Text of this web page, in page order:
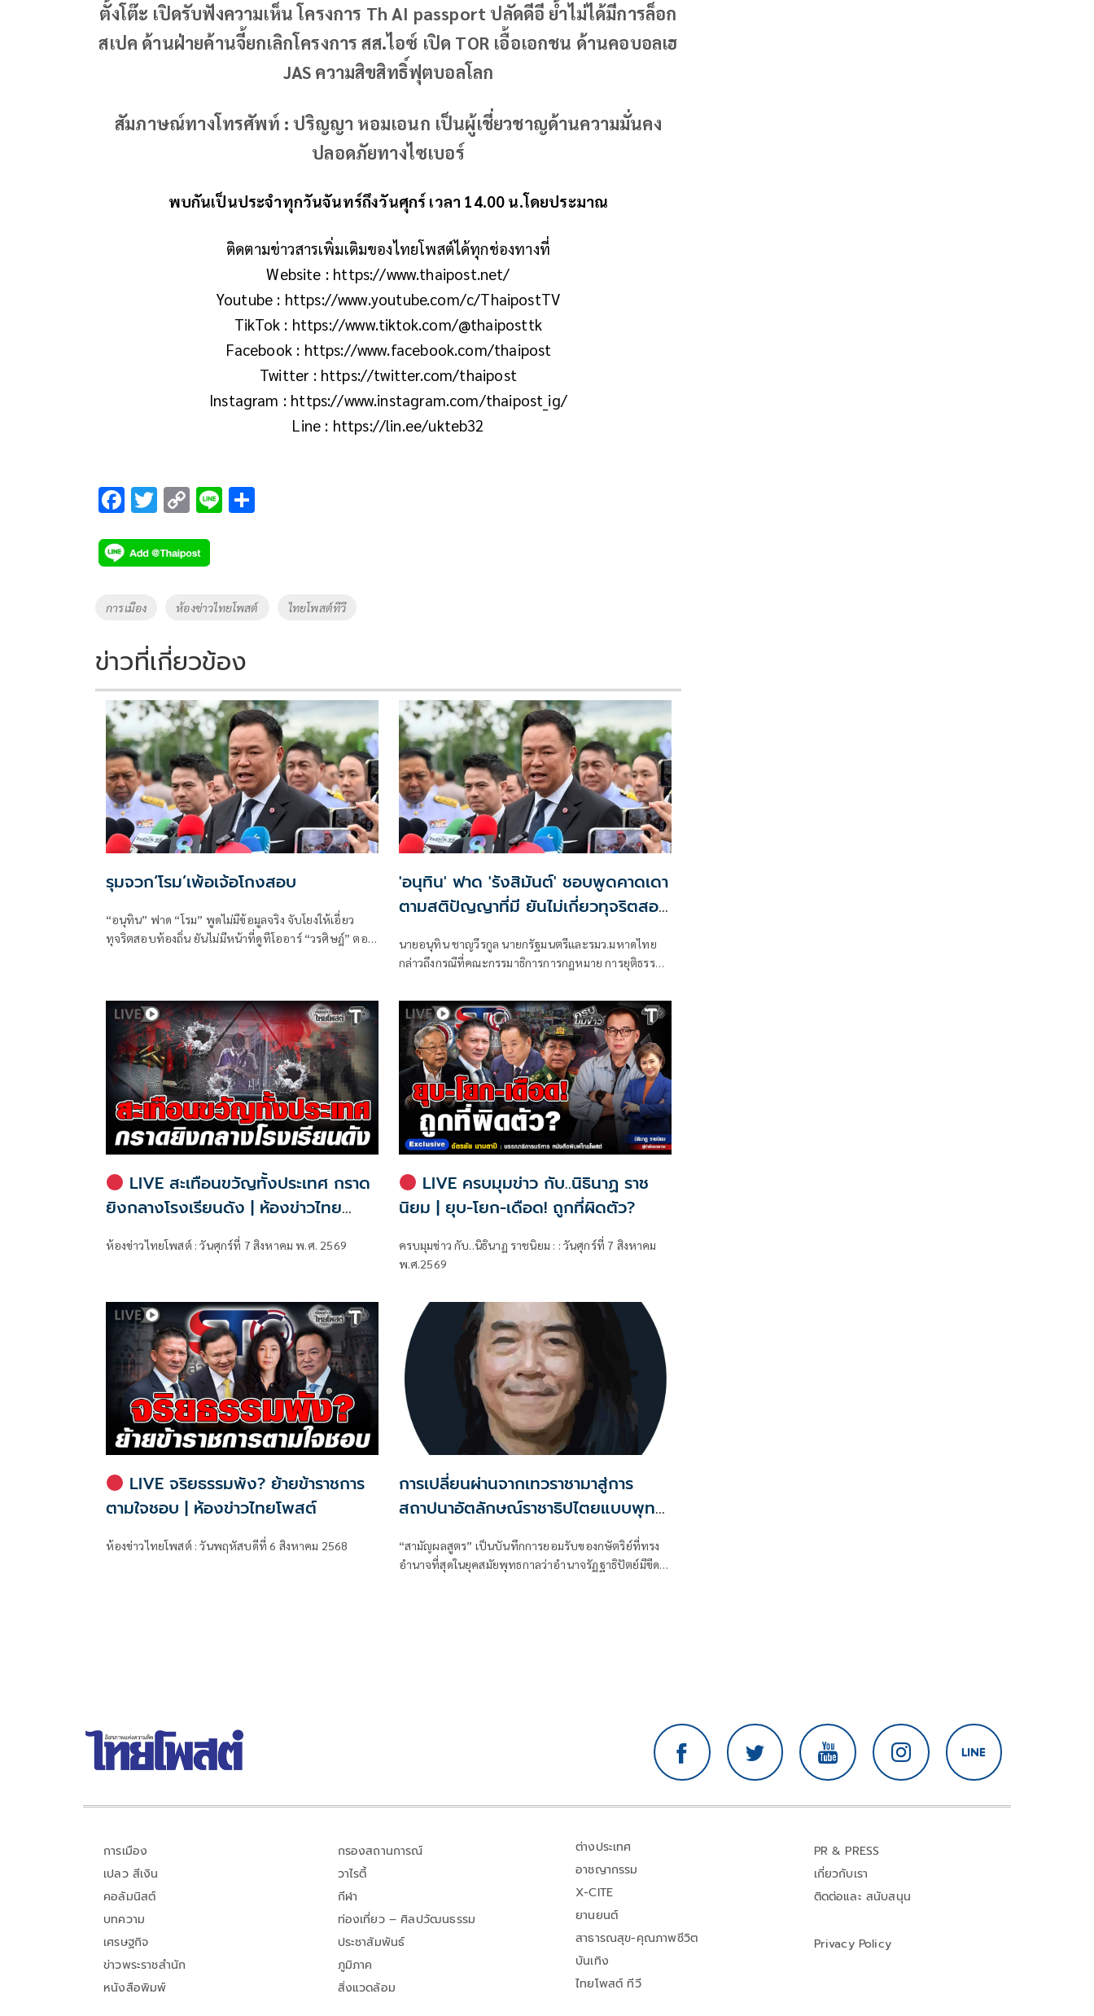
ตั้งโต๊ะ เปิดรับฟังความเห็น โครงการ Th AI passport ปลัดดีอี ย้ำไม่ได้มีการล็อก
สเปค ด้านฝ่ายค้านจี้ยกเลิกโครงการ สส.ไอซ์ เปิด TOR เอื้อเอกชน ด้านคอบอลเฮ
JAS ความสิขสิทธิ์ฟุตบอลโลก
สัมภาษณ์ทางโทรศัพท์ : ปริญญา หอมเอนก เป็นผู้เชี่ยวชาญด้านความมั่นคง
ปลอดภัยทางไซเบอร์
พบกันเป็นประจำทุกวันจันทร์ถึงวันศุกร์ เวลา 14.00 น.โดยประมาณ
ติดตามข่าวสารเพิ่มเติมของไทยโพสต์ได้ทุกช่องทางที่
Website : https://www.thaipost.net/
Youtube : https://www.youtube.com/c/ThaipostTV
TikTok : https://www.tiktok.com/@thaiposttk
Facebook : https://www.facebook.com/thaipost
Twitter : https://twitter.com/thaipost
Instagram : https://www.instagram.com/thaipost_ig/
Line : https://lin.ee/ukteb32
F
e
b
o
k
T
tt
er
C
p
y
Li
k
Li
Tags
การเมือง ห้องข่าวไทยโพสต์ ไทยโพสต์ทีวี
ข่าวที่เกี่ยวข้อง
รุมจวก‘โรม’เพ้อเจ้อโกงสอบ
“อนุทิน” ฟาด “โรม” พูดไม่มีข้อมูลจริง จับโยงให้เอี่ยว
ทุจริตสอบท้องถิ่น ยันไม่มีหน้าที่ดูทีโออาร์ “วรศิษฎ์” ตอก
'อนุทิน' ฟาด 'รังสิมันต์' ชอบพูดคาดเดา
ตามสติปัญญาที่มี ยันไม่เกี่ยวทุจริตสอบ
นายอนุทิน ชาญวีรกูล นายกรัฐมนตรีและรมว.มหาดไทย
กล่าวถึงกรณีที่คณะกรรมาธิการการกฎหมาย การยุติธรรม
เป็นประธานกรรมาธิการ มีการอ้างชื่อนายกรัฐมนตรี
เข้าไปเกี่ยวข้องกับการทุจริตสอบท้องถิ่น
LIVE สะเทือนขวัญทั้งประเทศ กราด
ยิงกลางโรงเรียนดัง | ห้องข่าวไทย
ห้องข่าวไทยโพสต์ : วันศุกร์ที่ 7 สิงหาคม พ.ศ. 2569
LIVE ครบมุมข่าว กับ..นิธินาฏ ราช
นิยม | ยุบ-โยก-เดือด! ถูกที่ผิดตัว?
ครบมุมข่าว กับ..นิธินาฏ ราชนิยม : : วันศุกร์ที่ 7 สิงหาคม
พ.ศ.2569
LIVE จริยธรรมพัง? ย้ายข้าราชการ
ตามใจชอบ | ห้องข่าวไทยโพสต์
ห้องข่าวไทยโพสต์ : วันพฤหัสบดีที่ 6 สิงหาคม 2568
การเปลี่ยนผ่านจากเทวราชามาสู่การ
สถาปนาอัตลักษณ์ราชาธิปไตยแบบพุทธ
ศาสนาในพระไตรปิฏก : สามัญผลสูตรใน
ฐานะทฤษฎีขีดจำกัดของอำนาจรัฐเหนือ
แรงงานและทรัพย์สิน
“สามัญผลสูตร” เป็นบันทึกการยอมรับของกษัตริย์ที่ทรง
อำนาจที่สุดในยุคสมัยพุทธกาลว่าอำนาจรัฏฐาธิปัตย์มีขีด
การเมือง
เปลว สีเงิน
คอลัมนิสต์
บทความ
เศรษฐกิจ
ข่าวพระราชสำนัก
หนังสือพิมพ์
กรองสถานการณ์
วาไรตี้
กีฬา
ท่องเที่ยว – ศิลปวัฒนธรรม
ประชาสัมพันธ์
ภูมิภาค
สิ่งแวดล้อม
ต่างประเทศ
อาชญากรรม
X-CITE
ยานยนต์
สาธารณสุข-คุณภาพชีวิต
บันเทิง
ไทยโพสต์ ทีวี
PR & PRESS
เกี่ยวกับเรา
ติดต่อและ สนับสนุน
Privacy Policy